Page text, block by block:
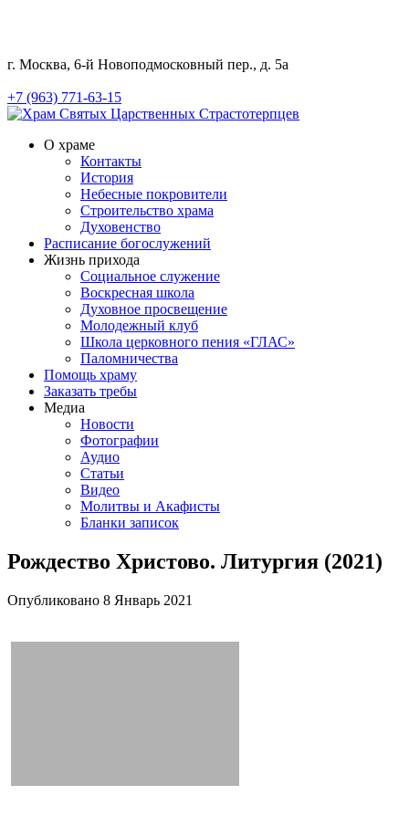
г. Москва, 6-й Новоподмосковный пер., д. 5а
+7 (963) 771-63-15
О храме
Контакты
История
Небесные покровители
Строительство храма
Духовенство
Расписание богослужений
Жизнь прихода
Социальное служение
Воскресная школа
Духовное просвещение
Молодежный клуб
Школа церковного пения «ГЛАС»
Паломничества
Помощь храму
Заказать требы
Медиа
Новости
Фотографии
Аудио
Статьи
Видео
Молитвы и Акафисты
Бланки записок
Рождество Христово. Литургия (2021)
Опубликовано 8 Январь 2021